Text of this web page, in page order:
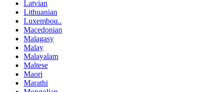
Latvian
Lithuanian
Luxembou..
Macedonian
Malagasy
Malay
Malayalam
Maltese
Maori
Marathi